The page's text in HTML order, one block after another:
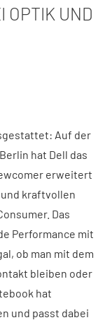
UND A
Auf der
hat Dell das
erweitert
kraftvollen
Das
Performance mit
ob man mit dem
bleiben oder
hat
und passt dabei